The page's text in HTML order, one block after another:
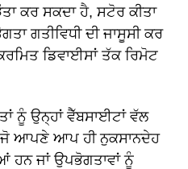
ਕਰ ਸਕਦਾ ਹੈ, ਸਟੋਰ ਕੀਤਾ
ਗਤੀਵਿਧੀ ਦੀ ਜਾਸੂਸੀ ਕਰ
ਡਿਵਾਈਸਾਂ ਤੱਕ ਰਿਮੋਟ
ਨੂੰ ਉਨ੍ਹਾਂ ਵੈੱਬਸਾਈਟਾਂ ਵੱਲ
ਜੋ ਆਪਣੇ ਆਪ ਹੀ ਨੁਕਸਾਨਦੇਹ
ਹਨ ਜਾਂ ਉਪਭੋਗਤਾਵਾਂ ਨੂੰ